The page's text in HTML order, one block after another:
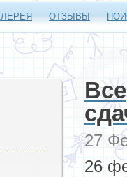
ОТЗЫВЫ
27
26